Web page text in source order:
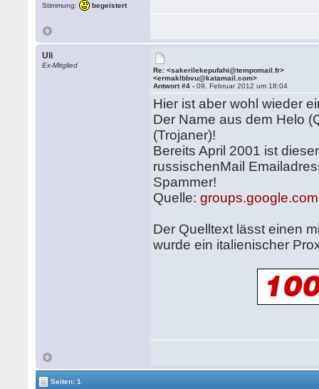
Stimmung:
begeistert
Uli
Ex-Mitglied
Re: <sakerilekepufahi@tempomail.fr>
<ermaklbbvu@katamail.com>
Antwort #4 -09. Februar 2012 um 18:04
Hier ist aber wohl wieder
Der Name aus dem Helo
(Trojaner)!
Bereits April 2001 ist
russischenMail
Spammer!
Quelle:groups.google.com
Der Quelltext lässt einen
wurde ein italienischer
Seiten: 1